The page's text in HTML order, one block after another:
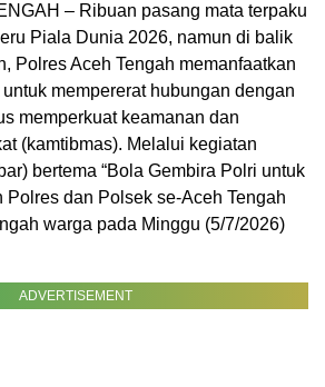
– Ribuan pasang mata terpaku
Piala Dunia 2026, namun di balik
Polres Aceh Tengah memanfaatkan
mempererat hubungan dengan
memperkuat keamanan dan
(kamtibmas). Melalui kegiatan
bertema “Bola Gembira Polri untuk
Polres dan Polsek se-Aceh Tengah
warga pada Minggu (5/7/2026)
ADVERTISEMENT